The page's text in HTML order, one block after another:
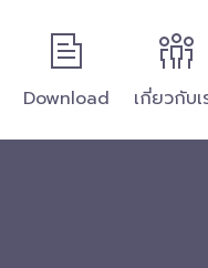
Download เกี่ยวกับเ